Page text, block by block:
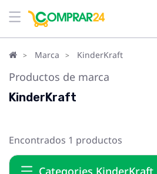
Defecto
Marca KinderKraft
Productos de marca
KinderKraft
Encontrados 1 productos
Categories KinderKraft